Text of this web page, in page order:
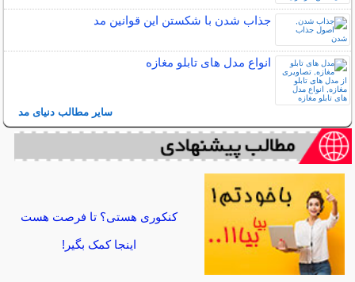
جذاب شدن با شکستن این قوانین مد
انواع مدل های تابلو مغازه
سایر مطالب دنیای مد
کنکوری هستی؟ تا فرصت هست
اینجا کمک بگیر!